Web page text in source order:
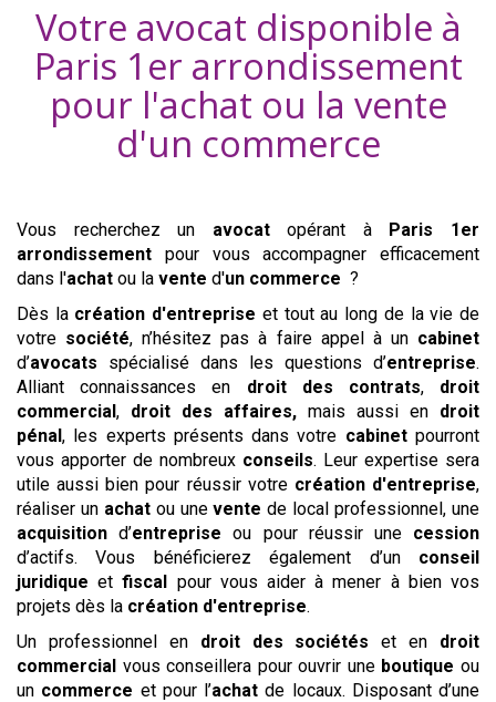
Votre avocat disponible à
Paris 1er arrondissement
pour l'achat ou la vente
d'un commerce
Vous recherchez un avocatopérant à Paris 1er
arrondissement
pour vous accompagner efficacement
dans l'achat ou la vente d'un commerce ?
Dès la création d'entreprise et tout au long de la vie de
votre société, n’hésitez pas à faire appel à un cabinet
d’avocats spécialisé dans les questions d’entreprise.
Alliant connaissances en droit des contrats, droit
commercial, droit des affaires, mais aussi en droit
pénal, les experts présents dans votre cabinetpourront
vous apporter de nombreux conseils. Leur expertise sera
utile aussi bien pour réussir votre création d'entreprise,
réaliser un achatou unevente de local professionnel, une
acquisition d’entreprise ou pour réussir une cession
d’actifs. Vous bénéficierez également d’un conseil
juridique etfiscal pour vous aider à mener à bien vos
projets dès la création d'entreprise.
Un professionnel en droit des sociétés et en droit
commercial vous conseillera pour ouvrir une boutique ou
un commerce et pour l’achat de locaux. Disposant d’une